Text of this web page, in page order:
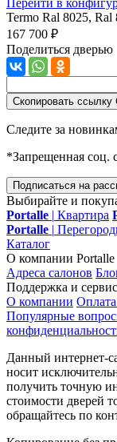
Termo Ral 8025, Ral
167 700 ₽
Поделиться дверью
Скопировать ссылку
Следите за
*Запрещенная соц.
Подписаться на
Выбирайте и
Portalle | Квартира
Portalle |
Каталог
О компании Portalle
Адреса салонов
Поддержка и сервис
О компании Оплата
Популярные
Данный интернет-
носит
получить точную
стоимости дверей
обращайтесь по